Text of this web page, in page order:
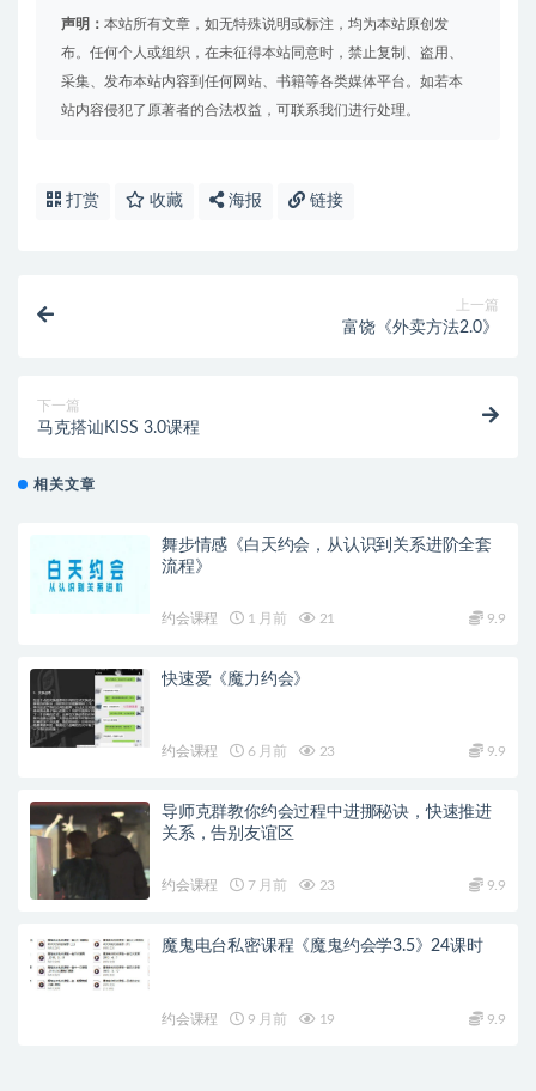
声明： 本站所有文章，如无特殊说明或标注，均为本站原创发
布。任何个人或组织，在未征得本站同意时，禁止复制、盗用、
采集、发布本站内容到任何网站、书籍等各类媒体平台。如若本
站内容侵犯了原著者的合法权益，可联系我们进行处理。
打赏 收藏 海报 链接
上一篇
富饶《外卖方法2.0》
下一篇
马克搭讪KISS 3.0课程
相关文章
舞步情感《白天约会，从认识到关系进阶全套
流程》
约会课程 1 月前 21 9.9
快速爱《魔力约会》
约会课程 6 月前 23 9.9
导师克群教你约会过程中进挪秘诀，快速推进
关系，告别友谊区
约会课程 7 月前 23 9.9
魔鬼电台私密课程《魔鬼约会学3.5》24课时
约会课程 9 月前 19 9.9